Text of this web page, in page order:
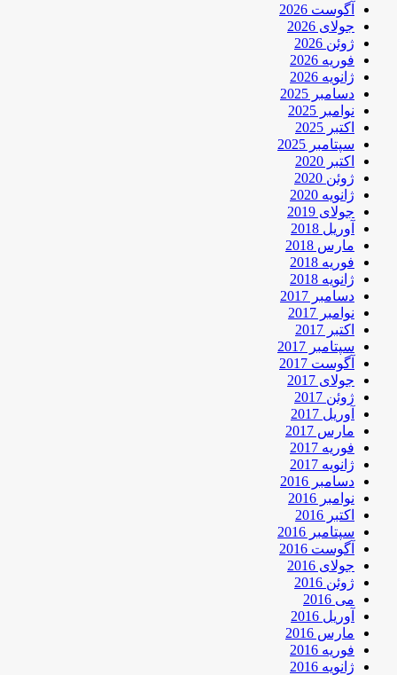
آگوست 2026
جولای 2026
ژوئن 2026
فوریه 2026
ژانویه 2026
دسامبر 2025
نوامبر 2025
اکتبر 2025
سپتامبر 2025
اکتبر 2020
ژوئن 2020
ژانویه 2020
جولای 2019
آوریل 2018
مارس 2018
فوریه 2018
ژانویه 2018
دسامبر 2017
نوامبر 2017
اکتبر 2017
سپتامبر 2017
آگوست 2017
جولای 2017
ژوئن 2017
آوریل 2017
مارس 2017
فوریه 2017
ژانویه 2017
دسامبر 2016
نوامبر 2016
اکتبر 2016
سپتامبر 2016
آگوست 2016
جولای 2016
ژوئن 2016
می 2016
آوریل 2016
مارس 2016
فوریه 2016
ژانویه 2016